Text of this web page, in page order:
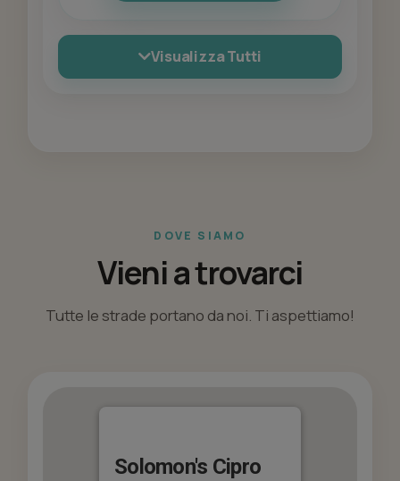
Visualizza Tutti
DOVE SIAMO
Vieni a trovarci
Tutte le strade portano da noi. Ti aspettiamo!
Solomon's Cipro